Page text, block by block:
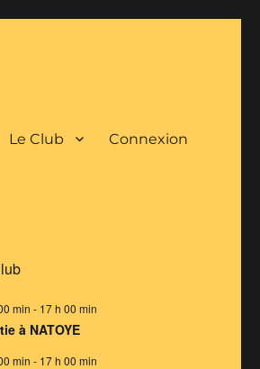
Le Club Connexion
min - 17 h 00 min
à NATOYE
min - 17 h 00 min